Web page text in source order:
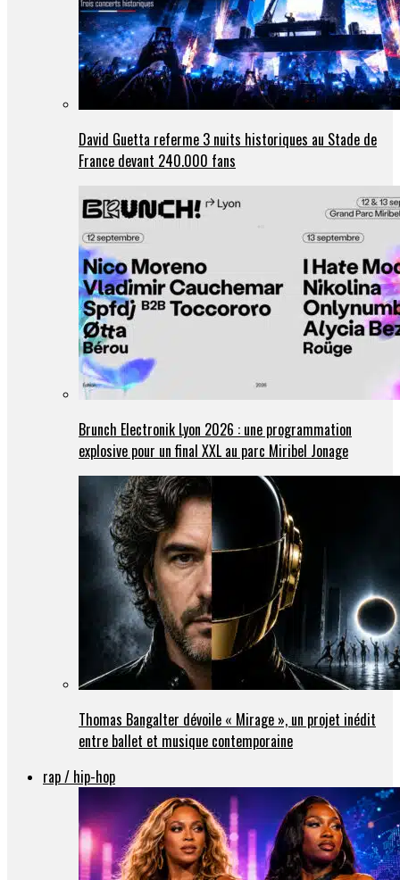
David Guetta referme 3 nuits historiques au Stade de
France devant 240.000 fans
Brunch Electronik Lyon 2026 : une programmation
explosive pour un final XXL au parc Miribel Jonage
Thomas Bangalter dévoile « Mirage », un projet inédit
entre ballet et musique contemporaine
rap / hip-hop